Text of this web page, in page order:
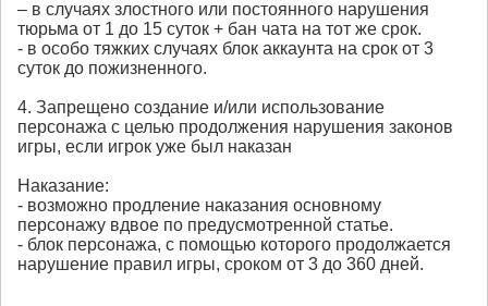
– в случаях злостного или постоянного нарушения
тюрьма от 1 до 15 суток + бан чата на тот же срок.
- в особо тяжких случаях блок аккаунта на срок от 3
суток до пожизненного.
4. Запрещено создание и/или использование
персонажа с целью продолжения нарушения законов
игры, если игрок уже был наказан
Наказание:
- возможно продление наказания основному
персонажу вдвое по предусмотренной статье.
- блок персонажа, с помощью которого продолжается
нарушение правил игры, сроком от 3 до 360 дней.